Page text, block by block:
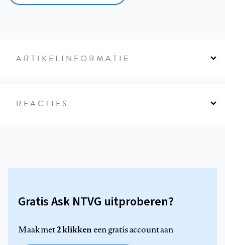
ARTIKELINFORMATIE
REACTIES
Gratis Ask NTVG uitproberen?
Maak met2 klikkeneen gratis account aan